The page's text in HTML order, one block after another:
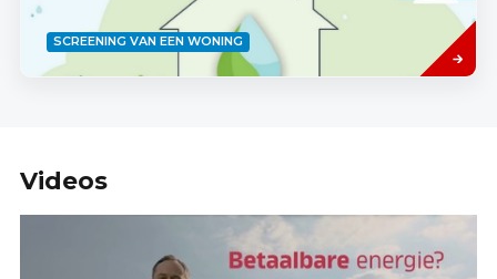
SCREENING VAN EEN WONING
meer
Videos